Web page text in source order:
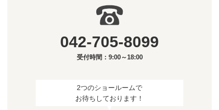
042-705-8099
受付時間：9:00～18:00
2つのショールームで
お待ちしております！